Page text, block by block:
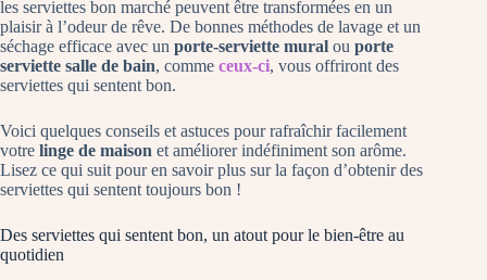
les serviettes bon marché peuvent être transformées en un
plaisir à l’odeur de rêve. De bonnes méthodes de lavage et un
séchage efficace avec un porte-serviette mural ou porte
serviette salle de bain, comme ceux-ci, vous offriront des
serviettes qui sentent bon.
Voici quelques conseils et astuces pour rafraîchir facilement
votre linge de maison et améliorer indéfiniment son arôme.
Lisez ce qui suit pour en savoir plus sur la façon d’obtenir des
serviettes qui sentent toujours bon !
Des serviettes qui sentent bon, un atout pour le bien-être au
quotidien